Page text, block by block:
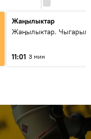
Жаңылыктар
Жаңылыктар.
11:01 3 мин